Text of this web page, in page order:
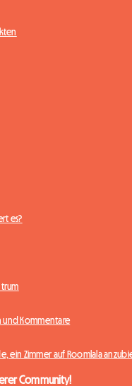
es?
Kommentare
ein Zimmer auf Roomlala
Community!